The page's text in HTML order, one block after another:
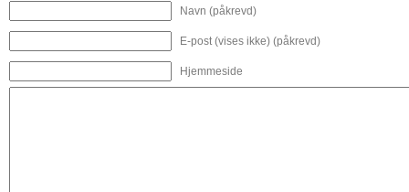
Navn (påkrevd)
E-post (vises ikke) (påkrevd)
Hjemmeside